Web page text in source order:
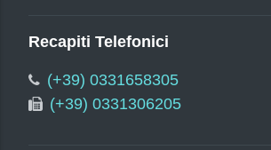
Recapiti Telefonici
(+39) 0331658305
(+39) 0331306205